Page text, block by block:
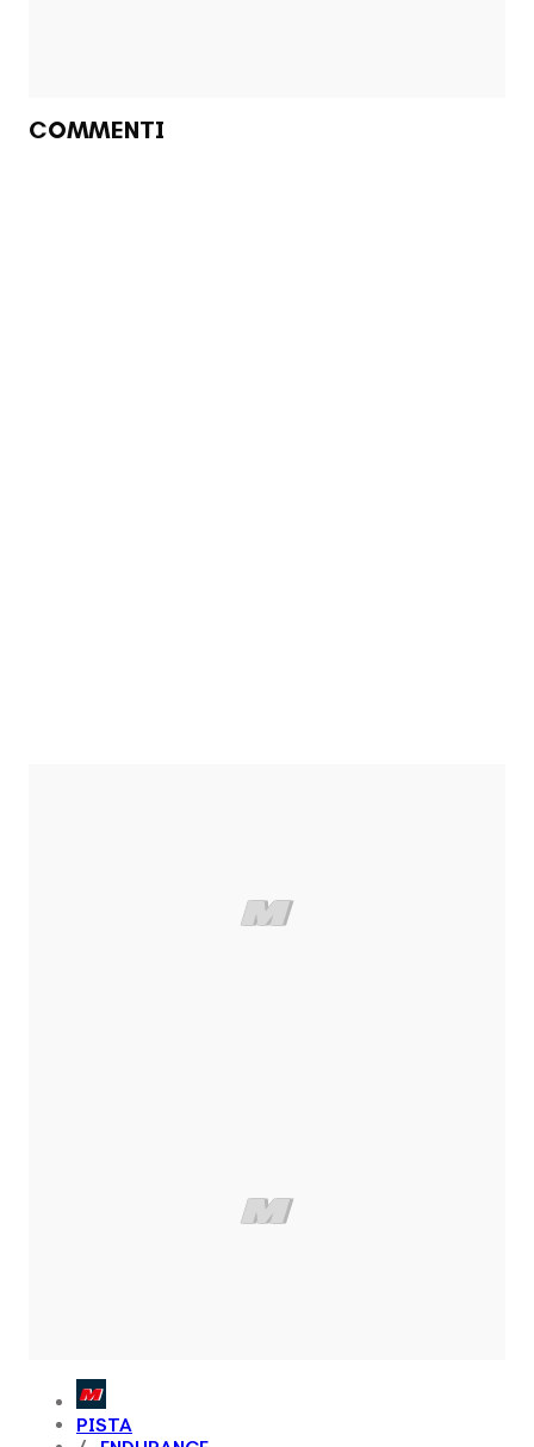
COMMENTI
PISTA